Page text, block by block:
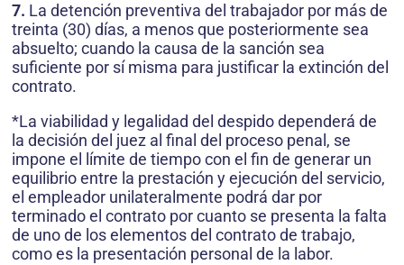
7. La detención preventiva del trabajador por más de
treinta (30) días, a menos que posteriormente sea
absuelto; cuando la causa de la sanción sea
suficiente por sí misma para justificar la extinción del
contrato.
*La viabilidad y legalidad del despido dependerá de
la decisión del juez al final del proceso penal, se
impone el límite de tiempo con el fin de generar un
equilibrio entre la prestación y ejecución del servicio,
el empleador unilateralmente podrá dar por
terminado el contrato por cuanto se presenta la falta
de uno de los elementos del contrato de trabajo,
como es la presentación personal de la labor.